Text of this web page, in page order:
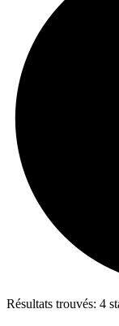
Résultats trouvés: 4